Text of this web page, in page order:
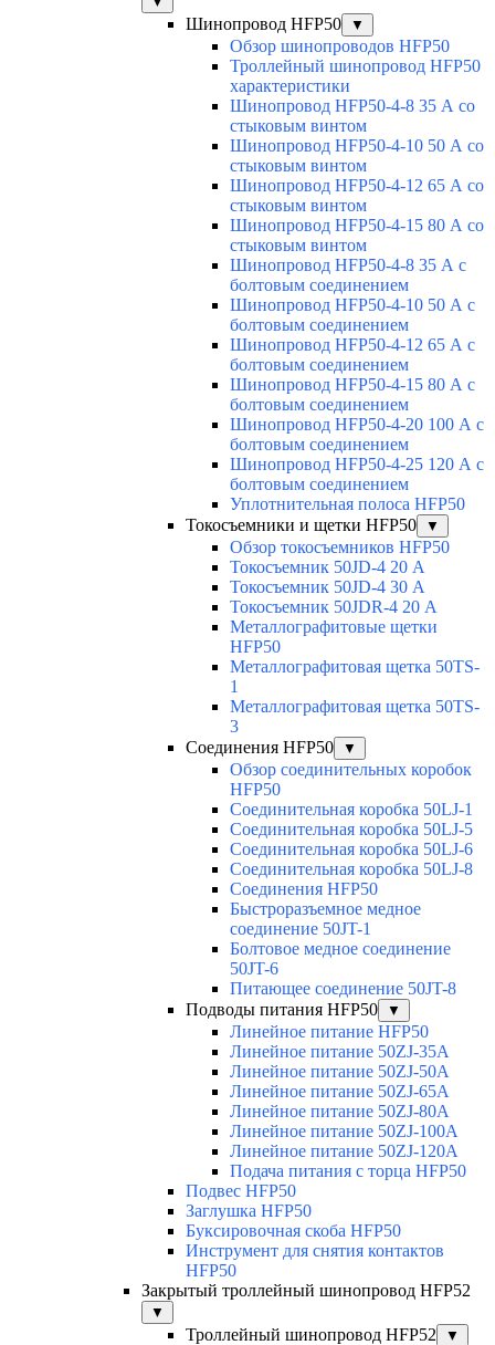
Шинопровод HFP50 ▼
Обзор шинопроводов HFP50
Троллейный шинопровод HFP50
характеристики
Шинопровод HFP50-4-8 35 А со
стыковым винтом
Шинопровод HFP50-4-10 50 А со
стыковым винтом
Шинопровод HFP50-4-12 65 А со
стыковым винтом
Шинопровод HFP50-4-15 80 А со
стыковым винтом
Шинопровод HFP50-4-8 35 А с
болтовым соединением
Шинопровод HFP50-4-10 50 А с
болтовым соединением
Шинопровод HFP50-4-12 65 А с
болтовым соединением
Шинопровод HFP50-4-15 80 А с
болтовым соединением
Шинопровод HFP50-4-20 100 А с
болтовым соединением
Шинопровод HFP50-4-25 120 А с
болтовым соединением
Уплотнительная полоса HFP50
Токосъемники и щетки HFP50
▼
Обзор токосъемников HFP50
Токосъемник 50JD-4 20 А
Токосъемник 50JD-4 30 А
Токосъемник 50JDR-4 20 А
Металлографитовые щетки
HFP50
Металлографитовая щетка 50TS-
1
Металлографитовая щетка 50TS-
3
Соединения HFP50
▼
Обзор соединительных коробок
HFP50
Соединительная коробка 50LJ-1
Соединительная коробка 50LJ-5
Соединительная коробка 50LJ-6
Соединительная коробка 50LJ-8
Соединения HFP50
Быстроразъемное медное
соединение 50JT-1
Болтовое медное соединение
50JT-6
Питающее соединение 50JT-8
Подводы питания HFP50
▼
Линейное питание HFP50
Линейное питание 50ZJ-35A
Линейное питание 50ZJ-50A
Линейное питание 50ZJ-65A
Линейное питание 50ZJ-80A
Линейное питание 50ZJ-100A
Линейное питание 50ZJ-120A
Подача питания с торца HFP50
Подвес HFP50
Заглушка HFP50
Буксировочная скоба HFP50
Инструмент для снятия контактов
HFP50
Закрытый троллейный шинопровод HFP52
▼
Троллейный шинопровод HFP52 ▼